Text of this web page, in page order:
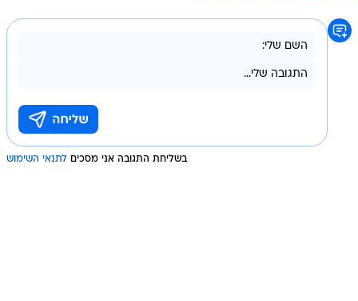
בשליחת התגובה אני מסכים לתנאי השימוש